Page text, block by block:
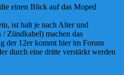
einen Blick auf das Moped
ist halt je nach Alter und
Zündkabel) machen das
der 12er kommt hier im Forum
durch eine dritte verstärkt werden